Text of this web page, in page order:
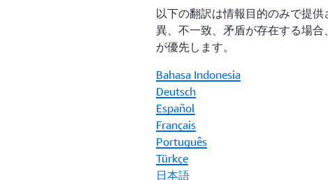
以下の翻訳は情報目的のみで提
異、不一致、矛盾が存在する場
が優先します。
Bahasa Indonesia
Deutsch
Español
Français
Português
Türkçe
日本語